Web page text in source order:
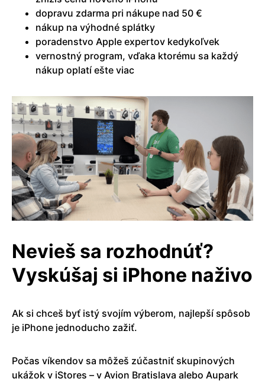
dopravu zdarma pri nákupe nad 50 €
nákup na výhodné splátky
poradenstvo Apple expertov kedykoľvek
vernostný program, vďaka ktorému sa každý
nákup oplatí ešte viac
Nevieš sa rozhodnúť?
Vyskúšaj si iPhone naživo
Ak si chceš byť istý svojím výberom, najlepší spôsob
je iPhone jednoducho zažiť.
Počas víkendov sa môžeš zúčastniť skupinových
ukážok v iStores – v Avion Bratislava alebo Aupark